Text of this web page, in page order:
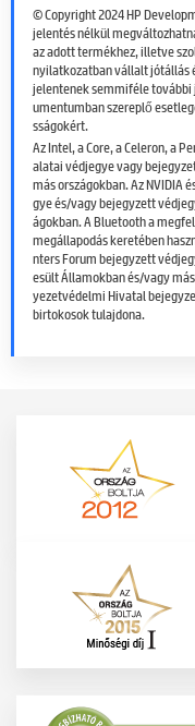
© Copyright 2024 HP
jelentés nélkül
az adott termékhez, illetve
nyilatkozatban vállalt jótállás
jelentenek semmiféle további
umentumban szereplő
sságokért.
Az Intel, a Core, a Celeron, a
alatai védjegye vagy
más országokban. Az NVIDIA
gye és/vagy bejegyzett
ágokban. A Bluetooth a
megállapodás keretében
nters Forum bejegyzett
esült Államokban és/vagy más
yezetvédelmi Hivatal
birtokosok tulajdona.